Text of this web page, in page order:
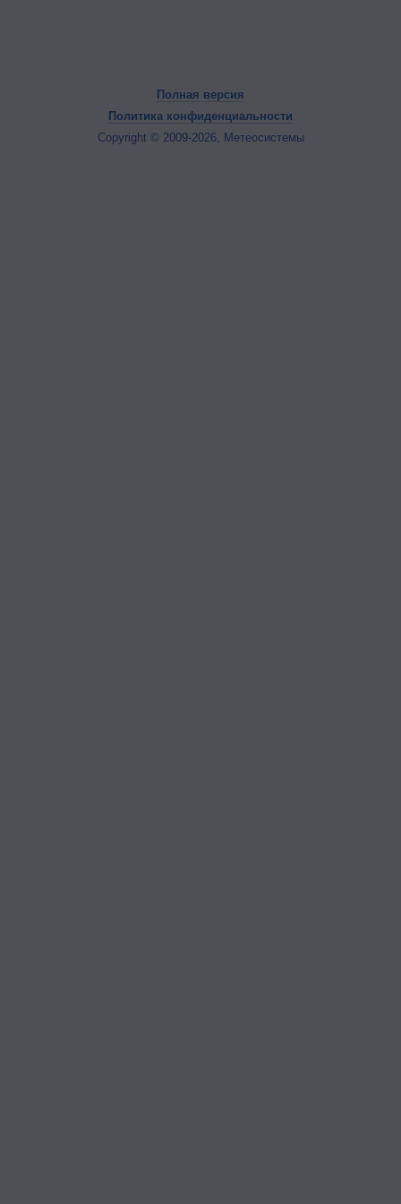
Полная версия
Политика конфиденциальности
Copyright © 2009-2026, Метеосистемы